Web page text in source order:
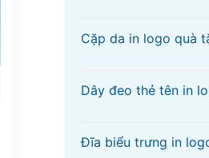
Cặp da in logo quà
Dây đeo thẻ tên in
Đĩa biểu trưng in